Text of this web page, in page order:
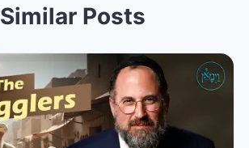
Similar Posts